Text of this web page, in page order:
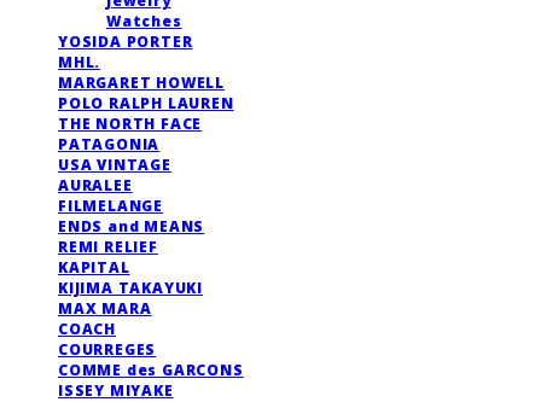
Watches
YOSIDA PORTER
MHL.
MARGARET HOWELL
POLO RALPH LAUREN
THE NORTH FACE
PATAGONIA
USA VINTAGE
AURALEE
FILMELANGE
ENDS and MEANS
REMI RELIEF
KAPITAL
KIJIMA TAKAYUKI
MAX MARA
COACH
COURREGES
COMME des GARCONS
ISSEY MIYAKE